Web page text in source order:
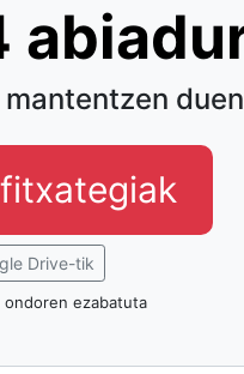
Drive-tik
ezabatuta